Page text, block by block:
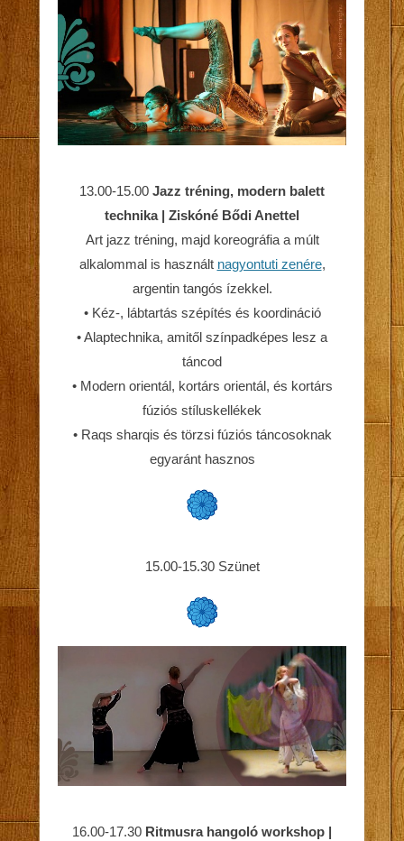
13.00-15.00 Jazz tréning, modern balett
technika | Ziskóné Bődi Anettel
Art jazz tréning, majd koreográfia a múlt
alkalommal is használt nagyontuti zenére,
argentin tangós ízekkel.
• Kéz-, lábtartás szépítés és koordináció
• Alaptechnika, amitől színpadképes lesz a
táncod
• Modern orientál, kortárs orientál, és kortárs
fúziós stíluskellékek
• Raqs sharqis és törzsi fúziós táncosoknak
egyaránt hasznos
15.00-15.30 Szünet
16.00-17.30 Ritmusra hangoló workshop |